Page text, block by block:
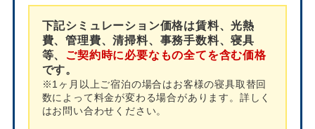
下記シミュレーション価格は賃料、光熱
費、管理費、清掃料、事務手数料、寝具
等、 ご契約時に必要なもの全てを含む価格
です。
※1ヶ月以上ご宿泊の場合はお客様の寝具取替回
数によって料金が変わる場合があります。詳しく
はお問い合わせください。